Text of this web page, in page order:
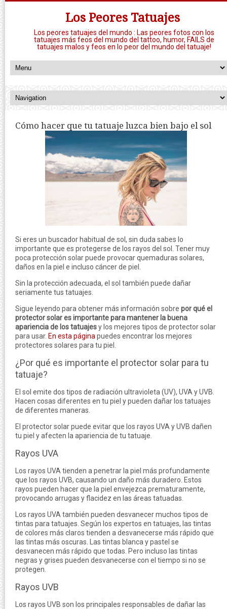
Los Peores Tatuajes
Los peores tatuajes del mundo : Las peores fotos con los
tatuajes más feos del mundo del tattoo, humor, FAILS de
tatuajes malos y feos en lo peor del mundo del tatuaje!
Cómo hacer que tu tatuaje luzca bien bajo el sol
Si eres un buscador habitual de sol, sin duda sabes lo
importante que es protegerse de los rayos del sol. Tener muy
poca protección solar puede provocar quemaduras solares,
daños en la piel e incluso cáncer de piel.
Sin la protección adecuada, el sol también puede dañar
seriamente tus tatuajes.
Sigue leyendo para obtener más información sobre por qué el
protector solar es importante para mantener la buena
apariencia de los tatuajesy los mejores tipos de protector solar
para usar. En esta página puedes encontrar los mejores
protectores solares para tu piel.
¿Por qué es importante el protector solar para tu
tatuaje?
El sol emite dos tipos de radiación ultravioleta (UV), UVA y UVB.
Hacen cosas diferentes en tu piel y pueden dañar los tatuajes
de diferentes maneras.
El protector solar puede evitar que los rayos UVA y UVB dañen
tu piel y afecten la apariencia de tu tatuaje.
Rayos UVA
Los rayos UVA tienden a penetrar la piel más profundamente
que los rayos UVB, causando un daño más duradero. Estos
rayos pueden hacer que la piel envejezca prematuramente,
provocando arrugas y flacidez en las áreas tatuadas.
Los rayos UVA también pueden desvanecer muchos tipos de
tintas para tatuajes. Según los expertos en tatuajes, las tintas
de colores más claros tienden a desvanecerse más rápido que
las tintas más oscuras. Las tintas blanca y pastel se
desvanecen más rápido que todas. Pero incluso las tintas
negras y grises pueden desvanecerse con el tiempo si no se
protegen.
Rayos UVB
Los rayos UVB son los principales responsables de dañar las